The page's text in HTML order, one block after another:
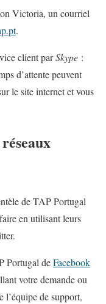
Victoria, un courriel
.
client parSkype :
d’attente peuvent
le site internet et vous
de TAP Portugal
en utilisant leurs
Portugal deFacebook
votre demande ou
l’équipe de support,